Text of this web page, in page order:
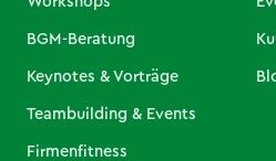
BGM-Beratung
Keynotes & Vorträge
Teambuilding & Events
Firmenfitness